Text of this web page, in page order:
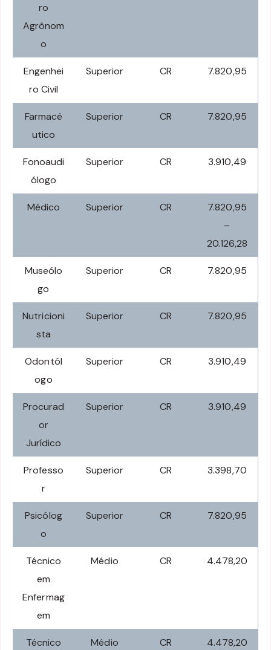
ro
Agrônom
o
Engenhei
ro Civil
Superior CR 7.820,95
Farmacê
utico
Superior CR 7.820,95
Fonoaudi
ólogo
Superior CR 3.910,49
Médico Superior CR
7.820,95
–
20.126,28
Museólo
go
Superior CR 7.820,95
Nutricioni
sta
Superior CR 7.820,95
Odontól
ogo
Superior CR 3.910,49
Procurad
or
Jurídico
Superior CR 3.910,49
Professo
r
Superior CR 3.398,70
Psicólog
o
Superior CR 7.820,95
Técnico
em
Enfermag
em
Médio CR 4.478,20
Técnico
Médio CR 4.478,20